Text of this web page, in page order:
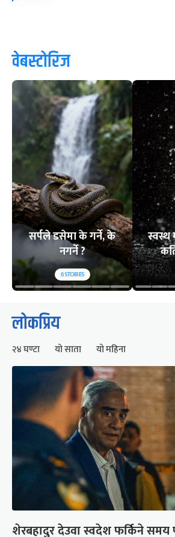
वेबस्टोरिज
सर्पले डसेमा के गर्ने, के
नगर्ने ?
6STORIES
स्वस्थ
लोकप्रिय
२४ घण्टा यो साता यो महिना
शेरबहादुर देउवा स्वदेश फर्किने समय